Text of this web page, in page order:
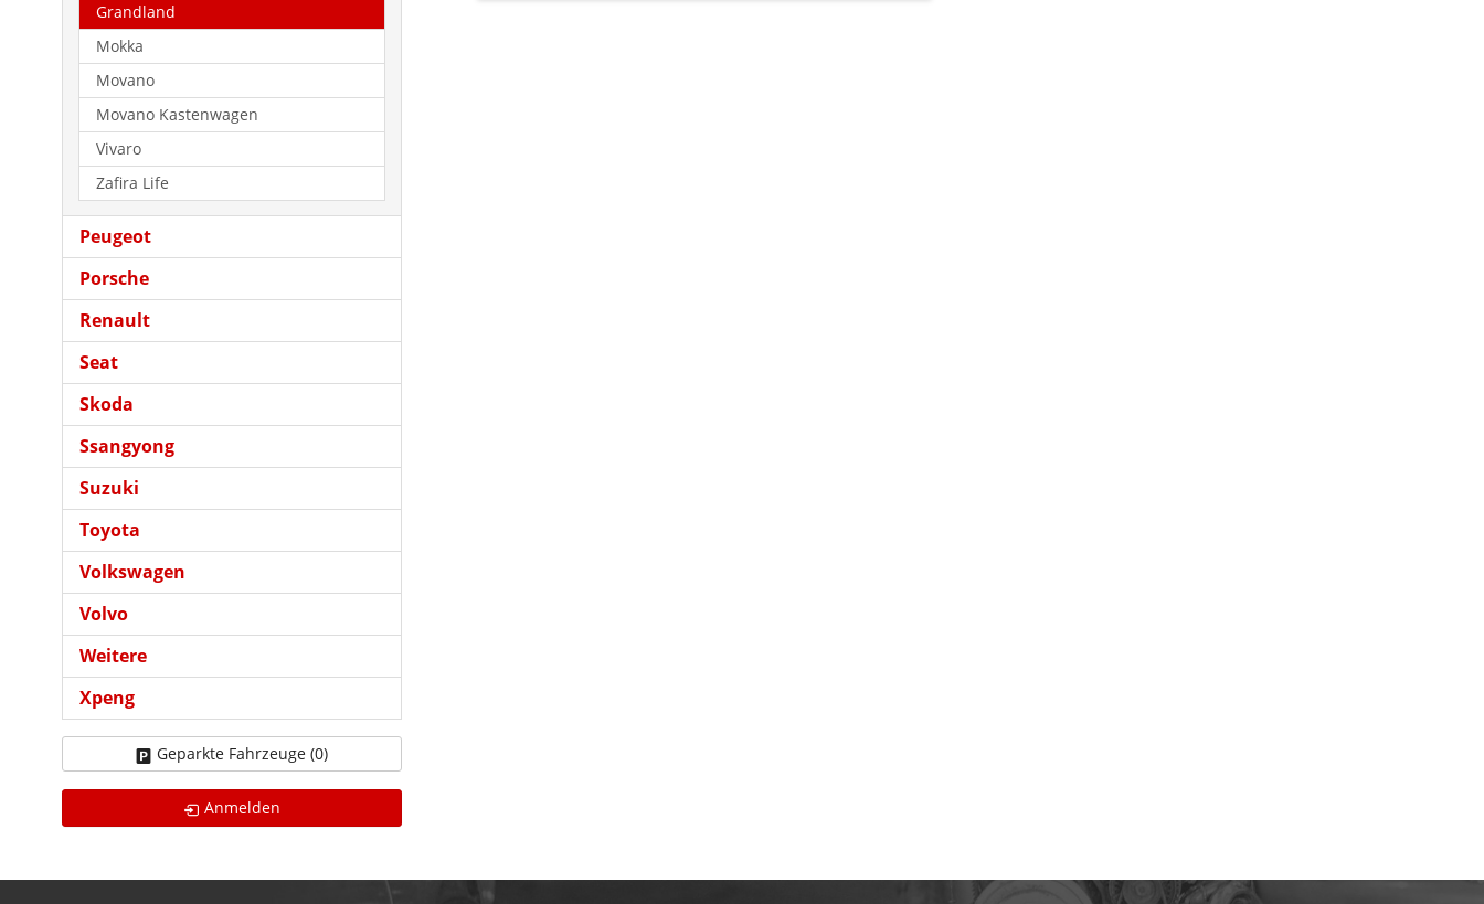
Grandland
Mokka
Movano
Movano Kastenwagen
Vivaro
Zafira Life
Peugeot
Porsche
Renault
Seat
Skoda
Ssangyong
Suzuki
Toyota
Volkswagen
Volvo
Weitere
Xpeng
Geparkte Fahrzeuge (0)
Anmelden